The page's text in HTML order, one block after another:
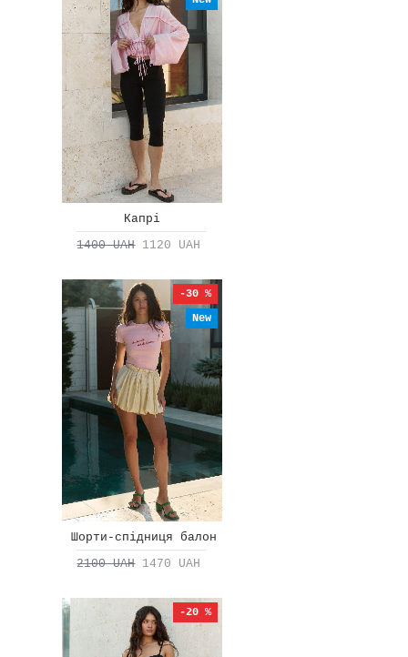
Капрі
1400 UAH 1120 UAH
New
-30 %
Шорти-спідниця балон
2100 UAH 1470 UAH
-20 %